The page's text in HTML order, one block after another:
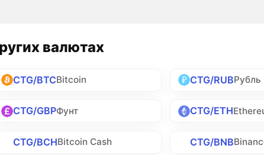
валютах
CTG/BTCBitcoin CTG/RUBРубль
CTG/GBPФунт CTG/ETH
CTG/BCHBitcoin Cash CTG/BNB